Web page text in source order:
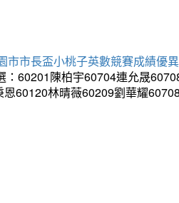
市市長盃小桃子英數競賽成績優
：60201陳柏宇60704連允晟
60120林晴薇60209劉華耀